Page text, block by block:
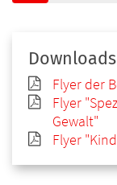
Downloads
Flyer der
Flyer
Gewalt"
Flyer